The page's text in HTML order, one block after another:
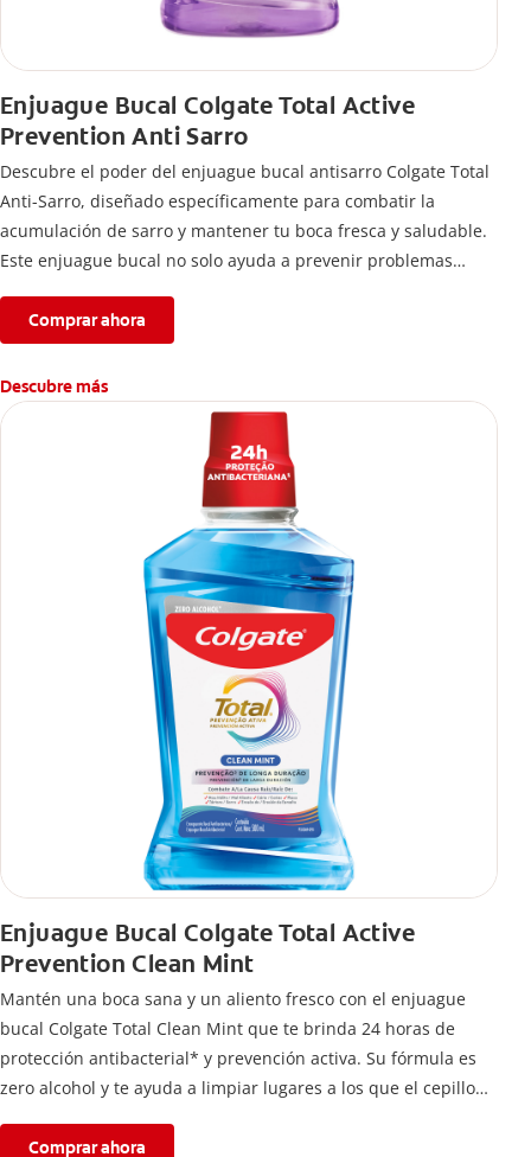
Enjuague Bucal Colgate Total Active
Prevention Anti Sarro
Descubre el poder del enjuague bucal antisarro Colgate Total
Anti-Sarro, diseñado específicamente para combatir la
acumulación de sarro y mantener tu boca fresca y saludable.
Este enjuague bucal no solo ayuda a prevenir problemas
Comprar ahora
Descubre más
Enjuague Bucal Colgate Total Active
Prevention Clean Mint
Mantén una boca sana y un aliento fresco con el enjuague
bucal Colgate Total Clean Mint que te brinda 24 horas de
protección antibacterial* y prevención activa. Su fórmula es
zero alcohol y te ayuda a limpiar lugares a los que el cepillo
Comprar ahora